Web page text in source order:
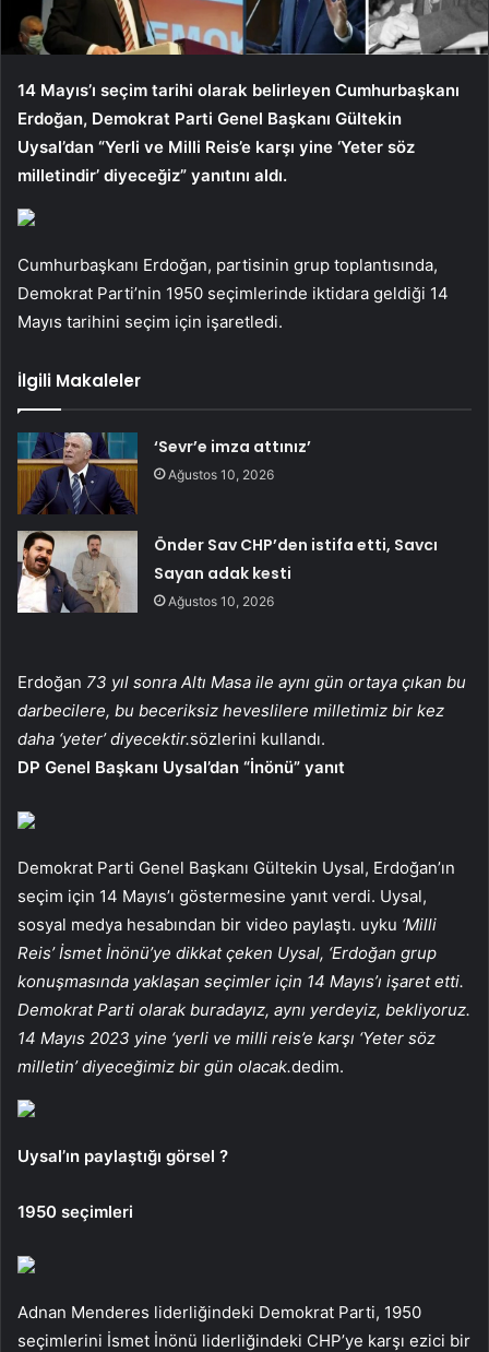
14 Mayıs’ı seçim tarihi olarak belirleyen Cumhurbaşkanı
Erdoğan, Demokrat Parti Genel Başkanı Gültekin
Uysal’dan “Yerli ve Milli Reis’e karşı yine ‘Yeter söz
milletindir’ diyeceğiz” yanıtını aldı.
Cumhurbaşkanı Erdoğan, partisinin grup toplantısında,
Demokrat Parti’nin 1950 seçimlerinde iktidara geldiği 14
Mayıs tarihini seçim için işaretledi.
İlgili Makaleler
‘Sevr’e imza attınız’
Ağustos 10, 2026
Önder Sav CHP’den istifa etti, Savcı
Sayan adak kesti
Ağustos 10, 2026
Erdoğan 73 yıl sonra Altı Masa ile aynı gün ortaya çıkan bu
darbecilere, bu beceriksiz heveslilere milletimiz bir kez
daha ‘yeter’ diyecektir.sözlerini kullandı.
DP Genel Başkanı Uysal’dan “İnönü” yanıt
Demokrat Parti Genel Başkanı Gültekin Uysal, Erdoğan’ın
seçim için 14 Mayıs’ı göstermesine yanıt verdi. Uysal,
sosyal medya hesabından bir video paylaştı. uyku ‘Milli
Reis’ İsmet İnönü’ye dikkat çeken Uysal, ‘Erdoğan grup
konuşmasında yaklaşan seçimler için 14 Mayıs’ı işaret etti.
Demokrat Parti olarak buradayız, aynı yerdeyiz, bekliyoruz.
14 Mayıs 2023 yine ‘yerli ve milli reis’e karşı ‘Yeter söz
milletin’ diyeceğimiz bir gün olacak.dedim.
Uysal’ın paylaştığı görsel ?
1950 seçimleri
Adnan Menderes liderliğindeki Demokrat Parti, 1950
seçimlerini İsmet İnönü liderliğindeki CHP’ye karşı ezici bir